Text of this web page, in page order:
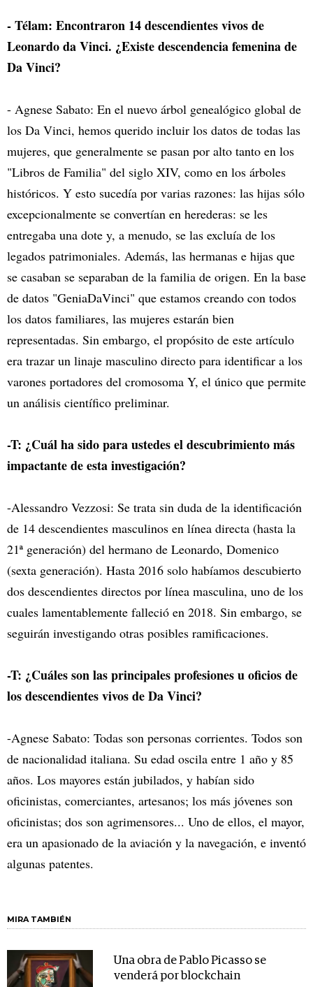
- Télam: Encontraron 14 descendientes vivos de
Leonardo da Vinci. ¿Existe descendencia femenina de
Da Vinci?
- Agnese Sabato: En el nuevo árbol genealógico global de
los Da Vinci, hemos querido incluir los datos de todas las
mujeres, que generalmente se pasan por alto tanto en los
"Libros de Familia" del siglo XIV, como en los árboles
históricos. Y esto sucedía por varias razones: las hijas sólo
excepcionalmente se convertían en herederas: se les
entregaba una dote y, a menudo, se las excluía de los
legados patrimoniales. Además, las hermanas e hijas que
se casaban se separaban de la familia de origen. En la base
de datos "GeniaDaVinci" que estamos creando con todos
los datos familiares, las mujeres estarán bien
representadas. Sin embargo, el propósito de este artículo
era trazar un linaje masculino directo para identificar a los
varones portadores del cromosoma Y, el único que permite
un análisis científico preliminar.
-T: ¿Cuál ha sido para ustedes el descubrimiento más
impactante de esta investigación?
-Alessandro Vezzosi: Se trata sin duda de la identificación
de 14 descendientes masculinos en línea directa (hasta la
21ª generación) del hermano de Leonardo, Domenico
(sexta generación). Hasta 2016 solo habíamos descubierto
dos descendientes directos por línea masculina, uno de los
cuales lamentablemente falleció en 2018. Sin embargo, se
seguirán investigando otras posibles ramificaciones.
-T: ¿Cuáles son las principales profesiones u oficios de
los descendientes vivos de Da Vinci?
-Agnese Sabato: Todas son personas corrientes. Todos son
de nacionalidad italiana. Su edad oscila entre 1 año y 85
años. Los mayores están jubilados, y habían sido
oficinistas, comerciantes, artesanos; los más jóvenes son
oficinistas; dos son agrimensores... Uno de ellos, el mayor,
era un apasionado de la aviación y la navegación, e inventó
algunas patentes.
MIRA TAMBIÉN
Una obra de Pablo Picasso se
venderá por blockchain